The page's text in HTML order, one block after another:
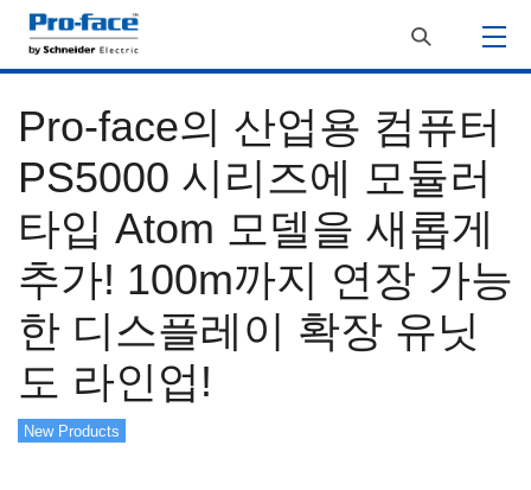
Pro-face의 산업용 컴퓨터
PS5000 시리즈에 모듈러
타입 Atom 모델을 새롭게
추가! 100m까지 연장 가능
한 디스플레이 확장 유닛
도 라인업!
New Products